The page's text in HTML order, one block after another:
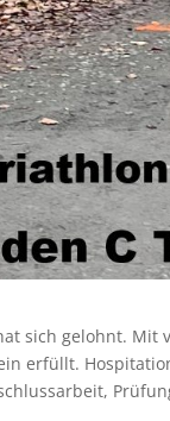
sich gelohnt. Mit
erfüllt.